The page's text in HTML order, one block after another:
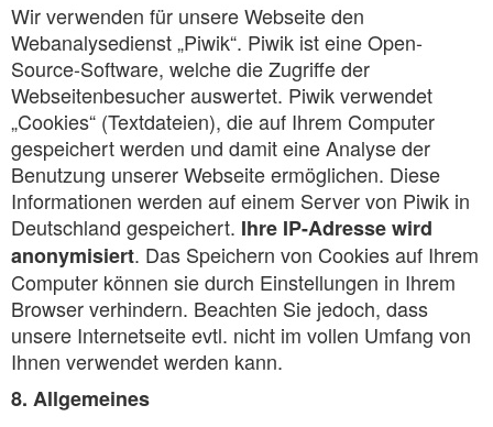
Wir verwenden für unsere Webseite den
Webanalysedienst „Piwik“. Piwik ist eine Open-
Source-Software, welche die Zugriffe der
Webseitenbesucher auswertet. Piwik verwendet
„Cookies“ (Textdateien), die auf Ihrem Computer
gespeichert werden und damit eine Analyse der
Benutzung unserer Webseite ermöglichen. Diese
Informationen werden auf einem Server von Piwik in
Deutschland gespeichert. Ihre IP-Adresse wird
anonymisiert. Das Speichern von Cookies auf Ihrem
Computer können sie durch Einstellungen in Ihrem
Browser verhindern. Beachten Sie jedoch, dass
unsere Internetseite evtl. nicht im vollen Umfang von
Ihnen verwendet werden kann.
8. Allgemeines